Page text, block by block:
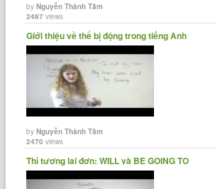
byNguyễn Thành Tâm
2497 views
Giới thiệu về thể bị động trong tiếng Anh
byNguyễn Thành Tâm
2470 views
Thì tương lai đơn: WILL và BE GOING TO